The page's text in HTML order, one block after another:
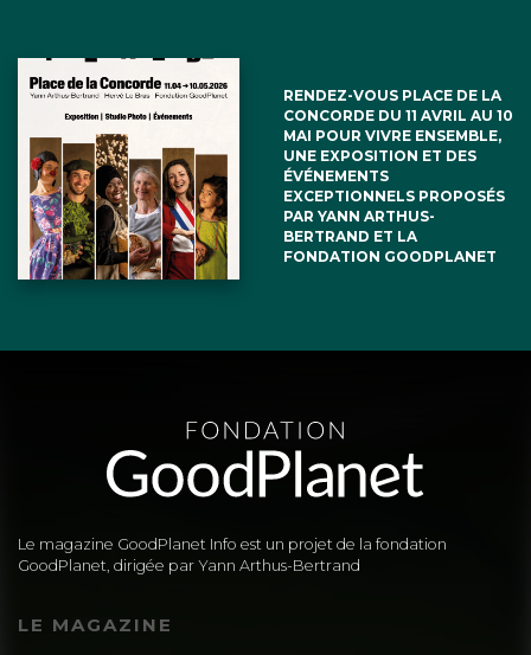
RENDEZ-VOUS PLACE DE LA
CONCORDE DU 11 AVRIL AU 10
MAI POUR VIVRE ENSEMBLE,
UNE EXPOSITION ET DES
ÉVÉNEMENTS
EXCEPTIONNELS PROPOSÉS
PAR YANN ARTHUS-
BERTRAND ET LA
FONDATION GOODPLANET
Le magazine GoodPlanet Info est un projet de la fondation
GoodPlanet, dirigée par Yann Arthus-Bertrand
LE MAGAZINE